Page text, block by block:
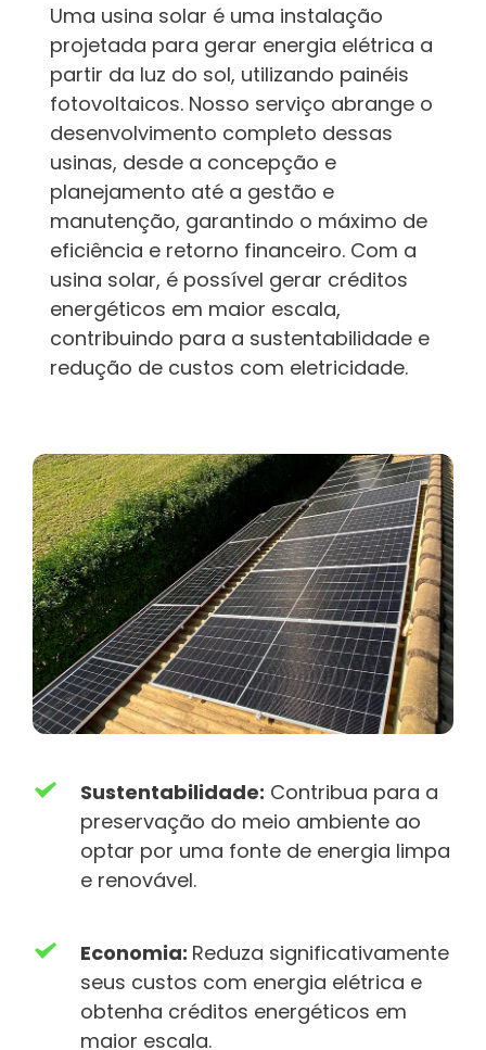
Uma usina solar é uma instalação
projetada para gerar energia elétrica a
partir da luz do sol, utilizando painéis
fotovoltaicos. Nosso serviço abrange o
desenvolvimento completo dessas
usinas, desde a concepção e
planejamento até a gestão e
manutenção, garantindo o máximo de
eficiência e retorno financeiro. Com a
usina solar, é possível gerar créditos
energéticos em maior escala,
contribuindo para a sustentabilidade e
redução de custos com eletricidade.
Sustentabilidade: Contribua para a
preservação do meio ambiente ao
optar por uma fonte de energia limpa
e renovável.
Economia: Reduza significativamente
seus custos com energia elétrica e
obtenha créditos energéticos em
maior escala.